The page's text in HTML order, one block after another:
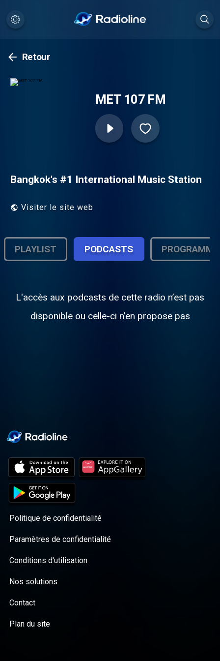
Retour
MET 107 FM
Bangkok's #1 International Music Station
Visiter le site web
PLAYLIST PODCASTS
L'accès aux podcasts de cette radio n’est pas
disponible ou celle-ci n’en propose pas
Politique de confidentialité
Paramètres de confidentialité
Conditions d'utilisation
Nos solutions
Contact
Plan du site